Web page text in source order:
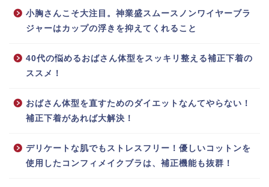
小胸さんこそ大注目。神業盛スムースノンワイヤーブラ
ジャーはカップの浮きを抑えてくれること
40代の悩めるおばさん体型をスッキリ整える補正下着の
ススメ！
おばさん体型を直すためのダイエットなんてやらない！
補正下着があれば大解決！
デリケートな肌でもストレスフリー！優しいコットンを
使用したコンフィメイクブラは、補正機能も抜群！